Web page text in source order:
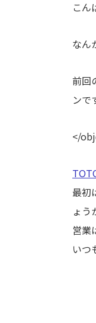
こん
なん
前回
ンで
</
最初
ょう
営業
いつ